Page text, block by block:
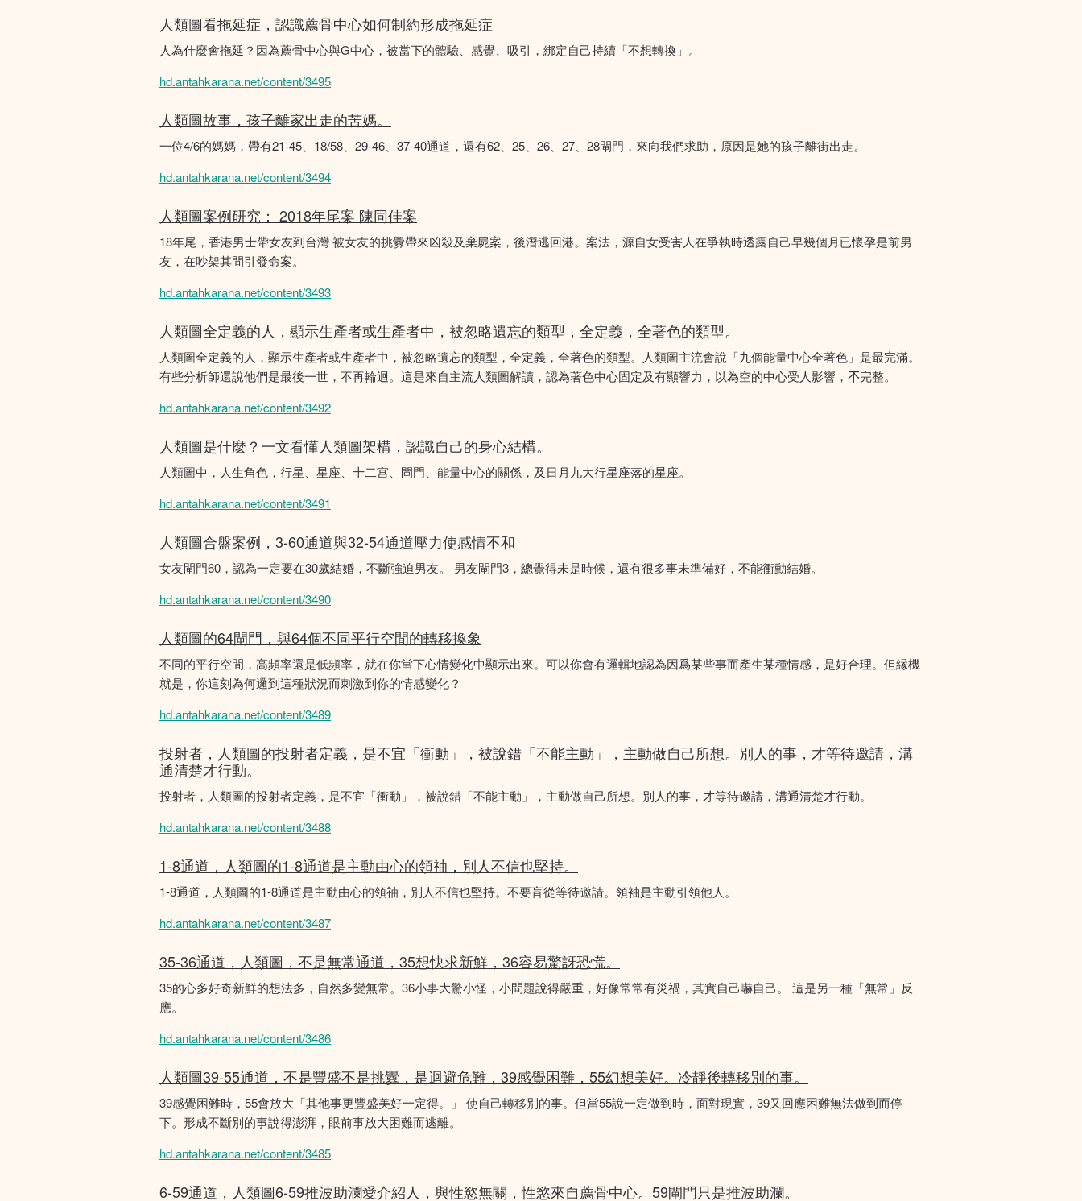
人類圖看拖延症，認識薦骨中心如何制約形成拖延症
人為什麼會拖延？因為薦骨中心與G中心，被當下的體驗、感覺、吸引，綁定自己持續「不想轉換」。
hd.antahkarana.net/content/3495
人類圖故事，孩子離家出走的苦媽。
一位4/6的媽媽，帶有21-45、18/58、29-46、37-40通道，還有62、25、26、27、28閘門，來向我們求助，原因是她的孩子離街出走。
hd.antahkarana.net/content/3494
人類圖案例研究： 2018年尾案 陳同佳案
18年尾，香港男士帶女友到台灣 被女友的挑釁帶來凶殺及棄屍案，後潛逃回港。案法，源自女受害人在爭執時透露自己早幾個月已懷孕是前男
友，在吵架其間引發命案。
hd.antahkarana.net/content/3493
人類圖全定義的人，顯示生產者或生產者中，被忽略遺忘的類型，全定義，全著色的類型。
人類圖全定義的人，顯示生產者或生產者中，被忽略遺忘的類型，全定義，全著色的類型。人類圖主流會說「九個能量中心全著色」是最完滿。
有些分析師還說他們是最後一世，不再輪迴。這是來自主流人類圖解讀，認為著色中心固定及有顯響力，以為空的中心受人影響，𣎴完整。
hd.antahkarana.net/content/3492
人類圖是什麼？一文看懂人類圖架構，認識自己的身心結構。
人類圖中，人生角色，行星、星座、十二宫、閘門、能量中心的關係，及日月九大行星座落的星座。
hd.antahkarana.net/content/3491
人類圖合盤案例，3-60通道與32-54通道壓力使感情不和
女友閘門60，認為一定要在30歲結婚，不斷強迫男友。 男友閘門3，總覺得未是時候，還有很多事未準備好，不能衝動結婚。
hd.antahkarana.net/content/3490
人類圖的64閘門，與64個不同平行空間的轉移換象
不同的平行空間，高頻率還是低頻率，就在你當下心情變化中顯示出來。可以你會有邏輯地認為因爲某些事而產生某種情感，是好合理。但縁機
就是，你這刻為何邏到這種狀況而刺激到你的情感變化？
hd.antahkarana.net/content/3489
投射者，人類圖的投射者定義，是不宜「衝動」，被說錯「不能主動」，主動做自己所想。別人的事，才等待邀請，溝
通清楚才行動。
投射者，人類圖的投射者定義，是不宜「衝動」，被說錯「不能主動」，主動做自己所想。別人的事，才等待邀請，溝通清楚才行動。
hd.antahkarana.net/content/3488
1-8通道，人類圖的1-8通道是主動由心的領䄂，別人不信也堅持。
1-8通道，人類圖的1-8通道是主動由心的領䄂，別人不信也堅持。不要盲從等待邀請。領袖是主動引領他人。
hd.antahkarana.net/content/3487
35-36通道，人類圖，不是無常通道，35想快求新鮮，36容易驚訝恐慌。
35的心多好奇新鮮的想法多，自然多變無常。36小事大驚小怪，小問題說得嚴重，好像常常有災禍，其實自己嚇自己。 這是另一種「無常」反
應。
hd.antahkarana.net/content/3486
人類圖39-55通道，不是豐盛不是挑釁，是迴避危難，39感覺困難，55幻想美好。冷靜後轉移別的事。
39感覺困難時，55會放大「其他事更豐盛美好一定得。」 使自己轉移別的事。但當55說一定做到時，面對現實，39又回應困難無法做到而停
下。形成不斷別的事說得澎湃，眼前事放大困難而逃離。
hd.antahkarana.net/content/3485
6-59通道，人類圖6-59推波助瀾愛介紹人，與性慾無關，性慾來自薦骨中心。59閘門只是推波助瀾。